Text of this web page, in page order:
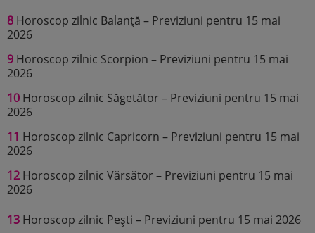
8 Horoscop zilnic Balanță – Previziuni pentru 15 mai
2026
9 Horoscop zilnic Scorpion – Previziuni pentru 15 mai
2026
10 Horoscop zilnic Săgetător – Previziuni pentru 15 mai
2026
11 Horoscop zilnic Capricorn – Previziuni pentru 15 mai
2026
12 Horoscop zilnic Vărsător – Previziuni pentru 15 mai
2026
13 Horoscop zilnic Pești – Previziuni pentru 15 mai 2026